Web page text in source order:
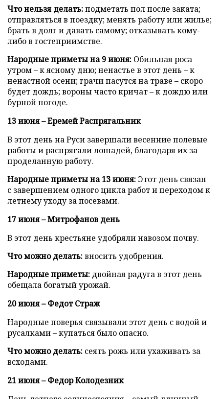
Что нельзя делать:подметать пол после заката;
отправляться в поездку; менять работу или жилье;
брать в долг и давать самому; отказывать кому-
либо в гостеприимстве.
Народные приметы на 9 июня: Обильная роса
утром – к ясному дню; ненастье в этот день – к
ненастной осени; грачи пасутся на траве – скоро
будет дождь; вороны часто кричат – к дождю или
бурной погоде.
13 июня – Еремей Распрягальник
В этот день на Руси завершали весенние полевые
работы и распрягали лошадей, благодаря их за
проделанную работу.
Народные приметы на 13 июня: Этот день связан
с завершением одного цикла работ и переходом к
летнему уходу за посевами.
17 июня – Митрофанов день
В этот день крестьяне удобряли навозом почву.
Что можно делать:вносить удобрения.
Народные приметы: двойная радуга в этот день
обещала богатый урожай.
20 июня – Федот Страж
Народные поверья связывали этот день с водой и
русалками – купаться было опасно.
Что можно делать: сеять рожь или ухаживать за
всходами.
21 июня – Федор Колодезник